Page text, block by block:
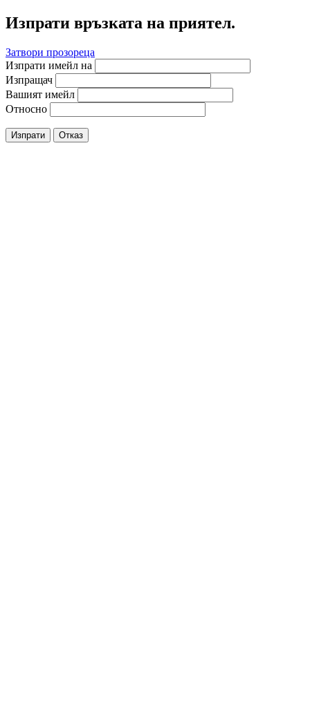
Изпрати връзката на приятел.
Затвори прозореца
Изпрати имейл на
Изпращач
Вашият имейл
Относно
Изпрати Отказ